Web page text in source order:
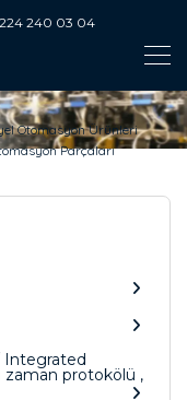
240 03 04
Otomasyon Ürünleri
Parçaları
Integrated
zaman protokölü ,